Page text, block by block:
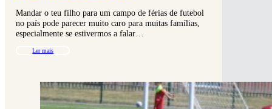
Mandar o teu filho para um campo de férias de futebol
no país pode parecer muito caro para muitas famílias,
especialmente se estivermos a falar…
Ler mais